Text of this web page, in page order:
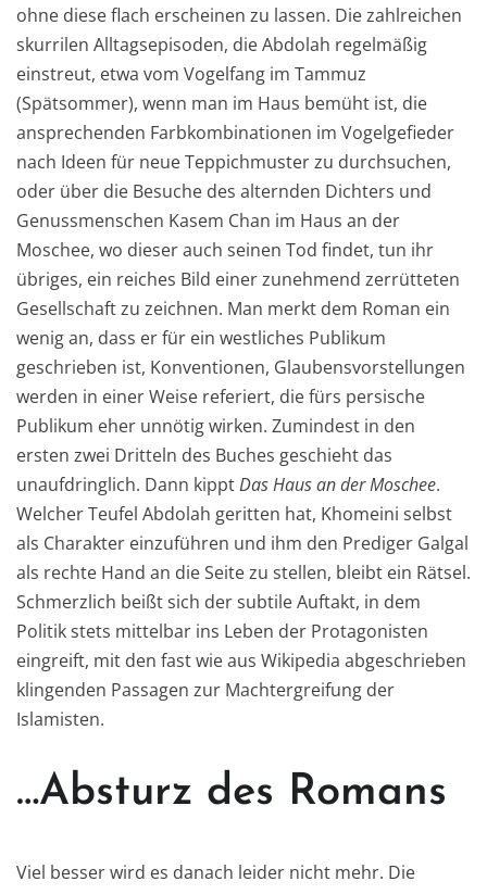
ohne diese flach erscheinen zu lassen. Die zahlreichen
skurrilen Alltagsepisoden, die Abdolah regelmäßig
einstreut, etwa vom Vogelfang im Tammuz
(Spätsommer), wenn man im Haus bemüht ist, die
ansprechenden Farbkombinationen im Vogelgefieder
nach Ideen für neue Teppichmuster zu durchsuchen,
oder über die Besuche des alternden Dichters und
Genussmenschen Kasem Chan im Haus an der
Moschee, wo dieser auch seinen Tod findet, tun ihr
übriges, ein reiches Bild einer zunehmend zerrütteten
Gesellschaft zu zeichnen. Man merkt dem Roman ein
wenig an, dass er für ein westliches Publikum
geschrieben ist, Konventionen, Glaubensvorstellungen
werden in einer Weise referiert, die fürs persische
Publikum eher unnötig wirken. Zumindest in den
ersten zwei Dritteln des Buches geschieht das
unaufdringlich. Dann kipptDas Haus an der Moschee.
Welcher Teufel Abdolah geritten hat, Khomeini selbst
als Charakter einzuführen und ihm den Prediger Galgal
als rechte Hand an die Seite zu stellen, bleibt ein Rätsel.
Schmerzlich beißt sich der subtile Auftakt, in dem
Politik stets mittelbar ins Leben der Protagonisten
eingreift, mit den fast wie aus Wikipedia abgeschrieben
klingenden Passagen zur Machtergreifung der
Islamisten.
…Absturz des Romans
Viel besser wird es danach leider nicht mehr. Die